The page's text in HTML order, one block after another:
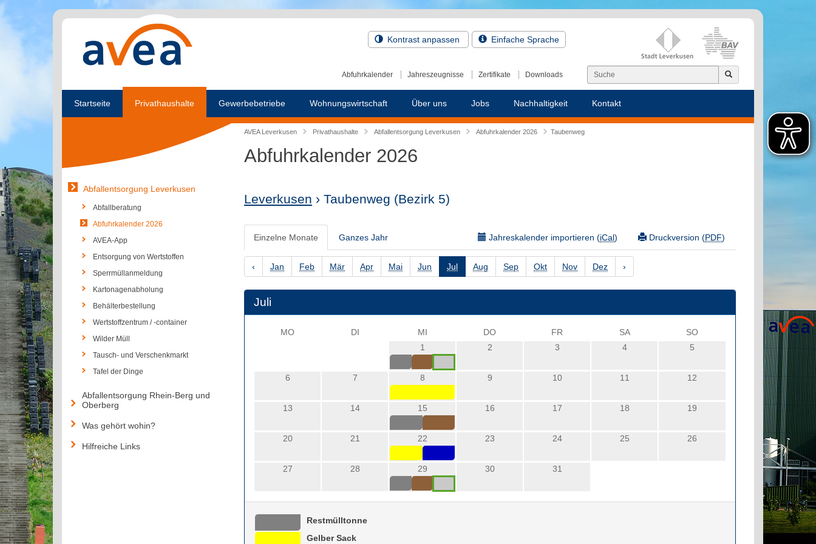
Kontrast anpassen Einfache Sprache
Abfuhrkalender Jahreszeugnisse Zertifikate Downloads
Startseite Privathaushalte Gewerbebetriebe Wohnungswirtschaft Über uns Jobs Nachhaltigkeit Kontakt
AVEA Leverkusen Privathaushalte Abfallentsorgung Leverkusen Abfuhrkalender 2026 Taubenweg
Abfuhrkalender 2026
Leverkusen › Taubenweg (Bezirk 5)
Einzelne Monate Ganzes Jahr Druckversion (PDF)
Jahreskalender importieren (iCal)
‹ Jan Feb Mär Apr Mai Jun Jul Aug Sep Okt Nov Dez ›
Juli
MO DI MI DO FR SA
SO
1
2 3 4 5
6 7 8 9 10 11 12
13 14 15 16 17 18 19
20 21 22 23 24 25 26
27 28 29 30 31
Restmülltonne
Gelber Sack
Abfallentsorgung Leverkusen
Abfallberatung
Abfuhrkalender 2026
AVEA-App
Entsorgung von Wertstoffen
Sperrmüllanmeldung
Kartonagenabholung
Behälterbestellung
Wertstoffzentrum / -container
Wilder Müll
Tausch- und Verschenkmarkt
Tafel der Dinge
Abfallentsorgung Rhein-Berg und
Oberberg
Was gehört wohin?
Hilfreiche Links